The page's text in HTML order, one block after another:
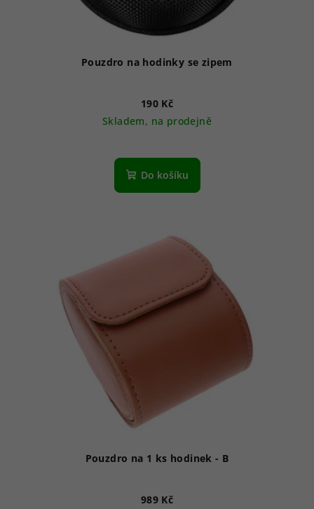
Pouzdro na hodinky se zipem
190 Kč
Skladem, na prodejně
hodnocení
produktu
hvězdiček.
Do košíku
Pouzdro na 1 ks hodinek - B
989 Kč